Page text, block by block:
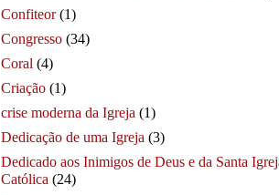
Confiteor (1)
Congresso (34)
Coral (4)
Criação (1)
crise moderna da Igreja (1)
Dedicação de uma Igreja (3)
Dedicado aos Inimigos de Deus e da Santa
Católica (24)